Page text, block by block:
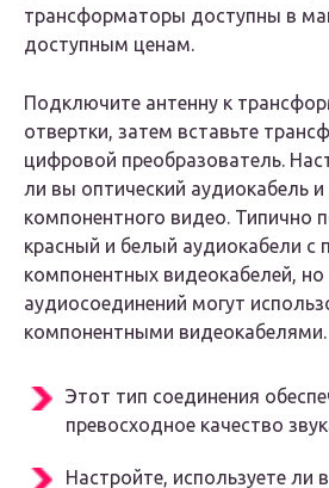
трансформаторы доступны в
доступным ценам.
Подключите антенну к
отвертки, затем вставьте
цифровой преобразователь.
ли вы оптический аудиокабель и
компонентного видео. Типично
красный и белый аудиокабели
компонентных видеокабелей, но
аудиосоединений могут
компонентными видеокабелями.
Этот тип соединения
превосходное качество
Настройте, используете ли